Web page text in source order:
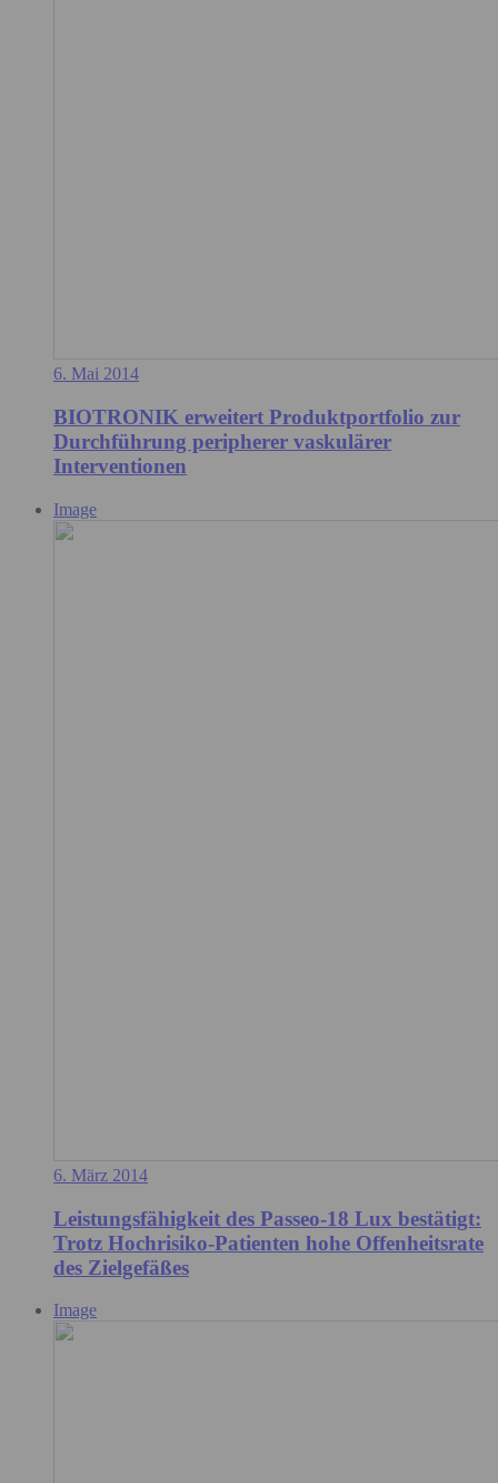
6. Mai 2014
BIOTRONIK erweitert Produktportfolio zur
Durchführung peripherer vaskulärer
Interventionen
Image
6. März 2014
Leistungsfähigkeit des Passeo-18 Lux bestätigt:
Trotz Hochrisiko-Patienten hohe Offenheitsrate
des Zielgefäßes
Image